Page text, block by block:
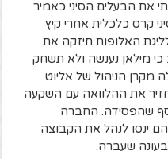
את הבעלים הסיני כאמיר
קרס כלכלית אחרי קיץ
האלופות חיזקה את
מילאן נענשה ולא תשחק
מקרן הניהול של אליוט
את ההלוואה עם השקעה
שהפסידה. החברה
ינסו לנהל את הקבוצה
שעברה.